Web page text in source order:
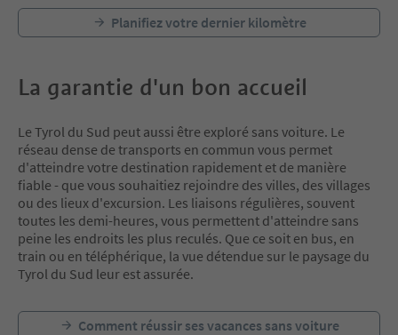
Planifiez votre dernier kilomètre
La garantie d'un bon accueil
Le Tyrol du Sud peut aussi être exploré sans voiture. Le
réseau dense de transports en commun vous permet
d'atteindre votre destination rapidement et de manière
fiable - que vous souhaitiez rejoindre des villes, des villages
ou des lieux d'excursion. Les liaisons régulières, souvent
toutes les demi-heures, vous permettent d'atteindre sans
peine les endroits les plus reculés. Que ce soit en bus, en
train ou en téléphérique, la vue détendue sur le paysage du
Tyrol du Sud leur est assurée.
Comment réussir ses vacances sans voiture